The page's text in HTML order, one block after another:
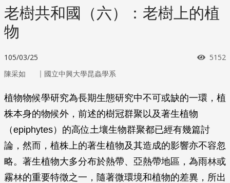
老樹共和國（六）：老樹上的植
物
105/03/25 瀏覽
5152
陳采如 ｜ 國立中興大學昆蟲學系
植物物候學研究為長期生態研究中不可或缺的一環，植
株本身的物候外，前述的樹冠群聚以及著生植物
（epiphytes）的高位土壤生物群聚都已經有幾篇討
論，然而，植株上的著生植物及其造成的影響亦不容忽
略。著生植物大多分布於熱帶、亞熱帶地區，為雨林或
霧林的重要特徵之一，隨著微環境和植物的差異，所出